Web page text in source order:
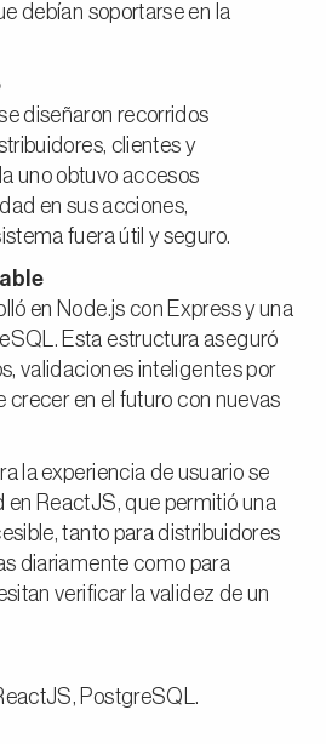
debían soportarse en la
diseñaron recorridos
clientes y
uno obtuvo accesos
en sus acciones,
fuera útil y seguro.
en Node.js con Express y una
Esta estructura aseguró
validaciones inteligentes por
crecer en el futuro con nuevas
la experiencia de usuario se
en ReactJS, que permitió una
tanto para distribuidores
diariamente como para
verificar la validez de un
PostgreSQL.